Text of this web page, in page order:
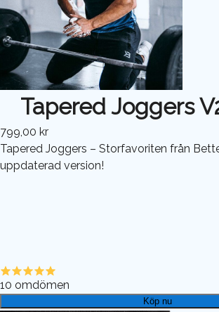
Tapered Joggers
799,00 kr
Tapered Joggers – Storfavoriten från
uppdaterad version!
10 omdömen
Köp nu